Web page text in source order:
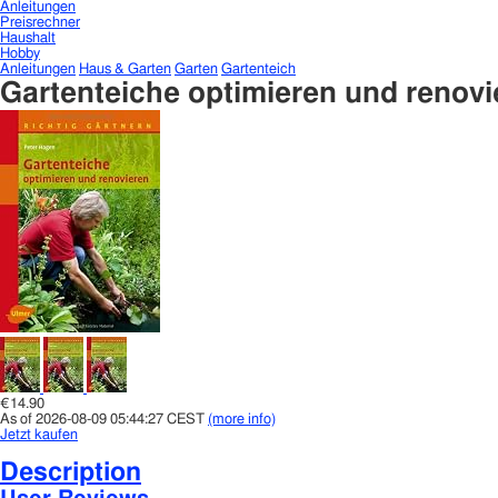
Anleitungen
Preisrechner
Haushalt
Hobby
Anleitungen Haus & Garten Garten Gartenteich
Gartenteiche optimieren und
€14.90
As of 2026-08-09 05:44:27 CEST (more info)
Jetzt kaufen
Description